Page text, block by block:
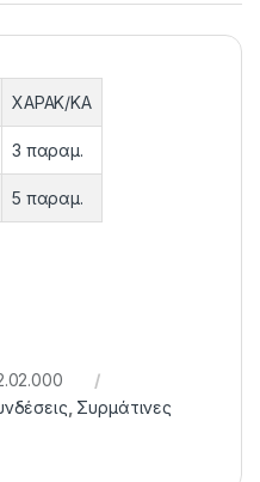
ΧΑΡΑΚ/ΚΑ
3 παραμ.
5 παραμ.
Συρμάτινες